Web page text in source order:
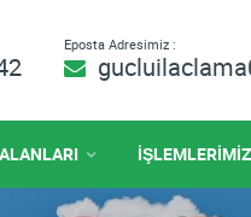
Eposta Adresimiz :
İŞLEMLERİMİZ